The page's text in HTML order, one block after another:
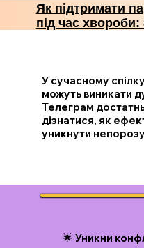
Як підтримати
під час
У сучасному
можуть виникати
Телеграм
дізнатися, як
уникнути
🌟 Уникни